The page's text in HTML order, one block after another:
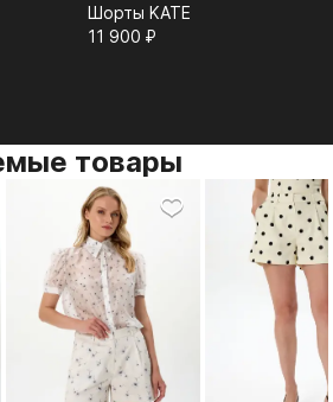
Шорты KATE
11 900⁠ ⁠₽
товары